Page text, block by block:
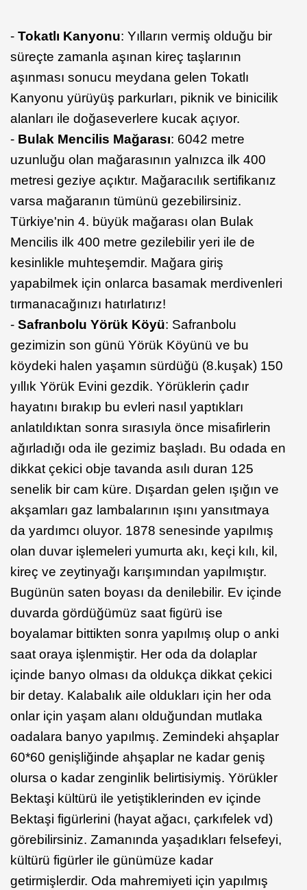
- Tokatlı Kanyonu: Yılların vermiş olduğu bir
süreçte zamanla aşınan kireç taşlarının
aşınması sonucu meydana gelen Tokatlı
Kanyonu yürüyüş parkurları, piknik ve binicilik
alanları ile doğaseverlere kucak açıyor.
- Bulak Mencilis Mağarası: 6042 metre
uzunluğu olan mağarasının yalnızca ilk 400
metresi geziye açıktır. Mağaracılık sertifikanız
varsa mağaranın tümünü gezebilirsiniz.
Türkiye'nin 4. büyük mağarası olan Bulak
Mencilis ilk 400 metre gezilebilir yeri ile de
kesinlikle muhteşemdir. Mağara giriş
yapabilmek için onlarca basamak merdivenleri
tırmanacağınızı hatırlatırız!
- Safranbolu Yörük Köyü: Safranbolu
gezimizin son günü Yörük Köyünü ve bu
köydeki halen yaşamın sürdüğü (8.kuşak) 150
yıllık Yörük Evini gezdik. Yörüklerin çadır
hayatını bırakıp bu evleri nasıl yaptıkları
anlatıldıktan sonra sırasıyla önce misafirlerin
ağırladığı oda ile gezimiz başladı. Bu odada en
dikkat çekici obje tavanda asılı duran 125
senelik bir cam küre. Dışardan gelen ışığın ve
akşamları gaz lambalarının ışını yansıtmaya
da yardımcı oluyor. 1878 senesinde yapılmış
olan duvar işlemeleri yumurta akı, keçi kılı, kil,
kireç ve zeytinyağı karışımından yapılmıştır.
Bugünün saten boyası da denilebilir. Ev içinde
duvarda gördüğümüz saat figürü ise
boyalamar bittikten sonra yapılmış olup o anki
saat oraya işlenmiştir. Her oda da dolaplar
içinde banyo olması da oldukça dikkat çekici
bir detay. Kalabalık aile oldukları için her oda
onlar için yaşam alanı olduğundan mutlaka
oadalara banyo yapılmış. Zemindeki ahşaplar
60*60 genişliğinde ahşaplar ne kadar geniş
olursa o kadar zenginlik belirtisiymiş. Yörükler
Bektaşi kültürü ile yetiştiklerinden ev içinde
Bektaşi figürlerini (hayat ağacı, çarkıfelek vd)
görebilirsiniz. Zamanında yaşadıkları felsefeyi,
kültürü figürler ile günümüze kadar
getirmişlerdir. Oda mahremiyeti için yapılmış